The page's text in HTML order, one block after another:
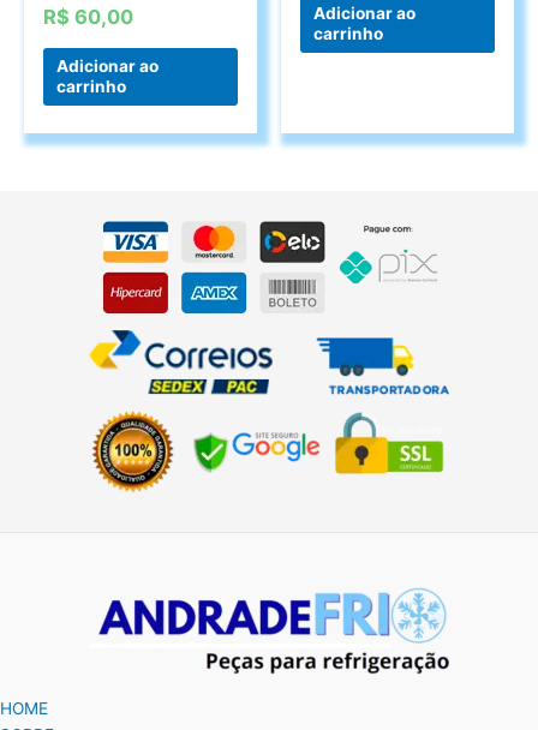
R$ 60,00
Adicionar ao
carrinho
Adicionar ao
carrinho
HOME